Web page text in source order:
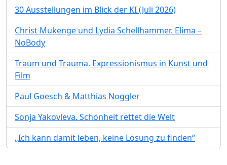
30 Ausstellungen im Blick der KI (Juli 2026)
Christ Mukenge und Lydia Schellhammer. Elima –
NoBody
Traum und Trauma. Expressionismus in Kunst und
Film
Paul Goesch & Matthias Noggler
Sonja Yakovleva. Schönheit rettet die Welt
„Ich kann damit leben, keine Lösung zu finden“